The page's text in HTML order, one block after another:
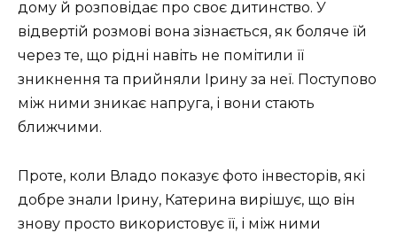
дому й розповідає про своє дитинство. У
відвертій розмові вона зізнається, як боляче їй
через те, що рідні навіть не помітили її
зникнення та прийняли Ірину за неї. Поступово
між ними зникає напруга, і вони стають
ближчими.
Проте, коли Владо показує фото інвесторів, які
добре знали Ірину, Катерина вирішує, що він
знову просто використовує її, і між ними